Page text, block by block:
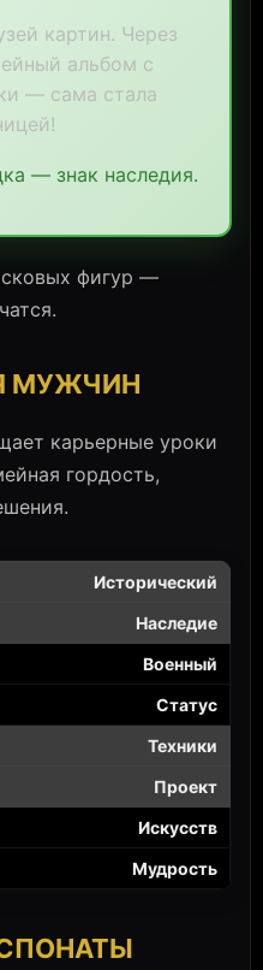
картин. Через
альбом с
— сама стала
— знак наследия.
фигур —
МУЖЧИН
карьерные уроки
гордость,
Исторический
Наследие
Военный
Статус
Техники
Проект
Искусств
Мудрость